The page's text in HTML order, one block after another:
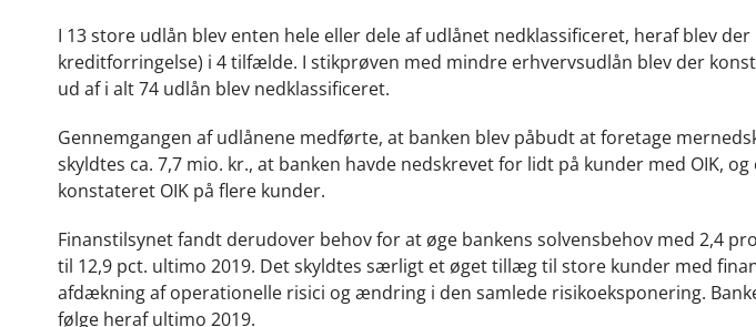
I 13 store udlån blev enten hele eller dele af udlånet nedklassificeret, heraf blev
kreditforringelse) i 4 tilfælde. I stikprøven med mindre erhvervsudlån blev der
ud af i alt 74 udlån blev nedklassificeret.
Gennemgangen af udlånene medførte, at banken blev påbudt at foretage
skyldtes ca. 7,7 mio. kr., at banken havde nedskrevet for lidt på kunder med OIK,
konstateret OIK på flere kunder.
Finanstilsynet fandt derudover behov for at øge bankens solvensbehov med 2,4
til 12,9 pct. ultimo 2019. Det skyldtes særligt et øget tillæg til store kunder med
afdækning af operationelle risici og ændring i den samlede risikoeksponering.
følge heraf ultimo 2019.